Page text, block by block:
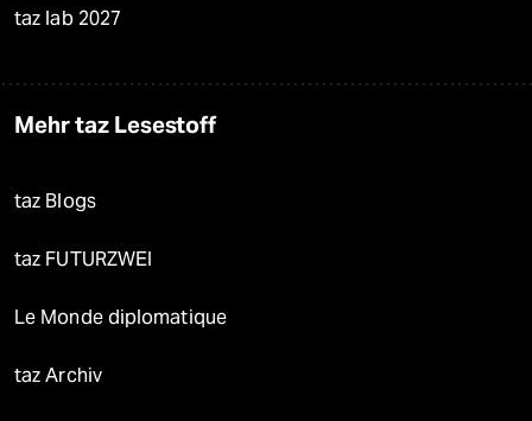
taz lab 2027
Mehr taz Lesestoff
taz Blogs
taz FUTURZWEI
Le Monde diplomatique
taz Archiv